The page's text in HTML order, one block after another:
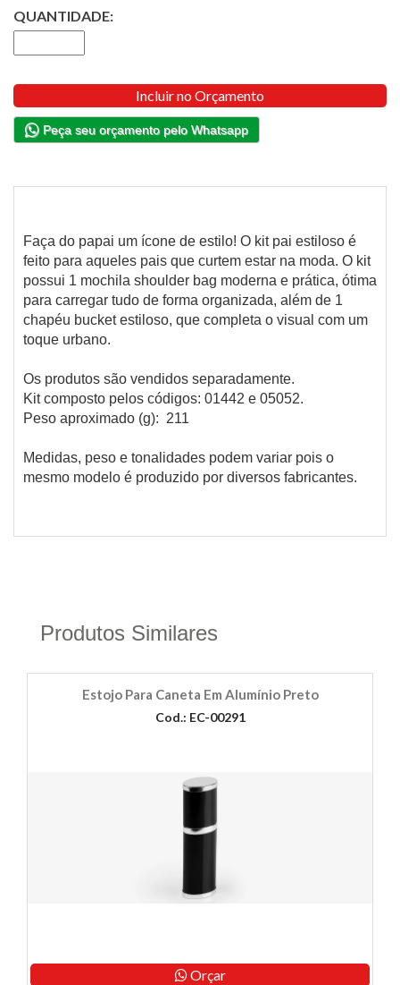
QUANTIDADE:
Incluir no Orçamento
Peça seu orçamento pelo Whatsapp
Faça do papai um ícone de estilo! O kit pai estiloso é
feito para aqueles pais que curtem estar na moda. O kit
possui 1 mochila shoulder bag moderna e prática, ótima
para carregar tudo de forma organizada, além de 1
chapéu bucket estiloso, que completa o visual com um
toque urbano.
Os produtos são vendidos separadamente.
Kit composto pelos códigos: 01442 e 05052.
Peso aproximado (g): 211
Medidas, peso e tonalidades podem variar pois o
mesmo modelo é produzido por diversos fabricantes.
Produtos Similares
Estojo Para Caneta Em Alumínio Preto
Cod.: EC-00291
Orçar